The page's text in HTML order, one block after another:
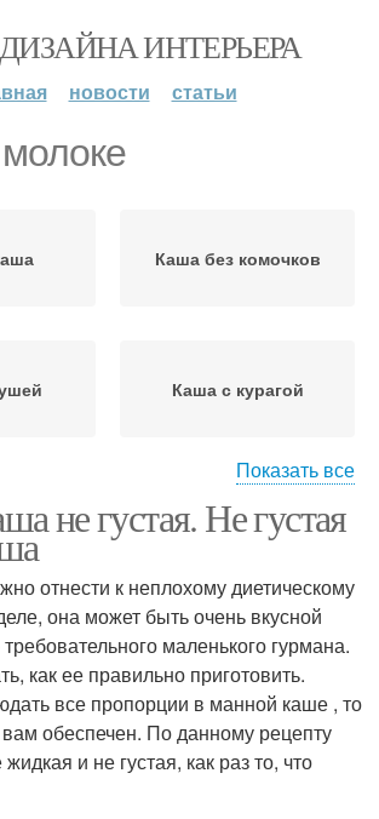
ИНТЕРЬЕРА
новости статьи
Каша без комочков
Каша с курагой
Морс без молока
Каша на воде
Показать все
не густая. Не густая
отнести к неплохому диетическому
она может быть очень вкусной
маленького гурмана.
как ее правильно приготовить.
все пропорции в манной каше , то
вам обеспечен. По данному рецепту
и не густая, как раз то, что